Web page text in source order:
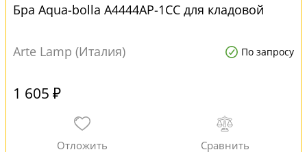
Бра Aqua-bolla A4444AP-1CC для кладовой
Arte Lamp (Италия) По запросу
1 605 ₽